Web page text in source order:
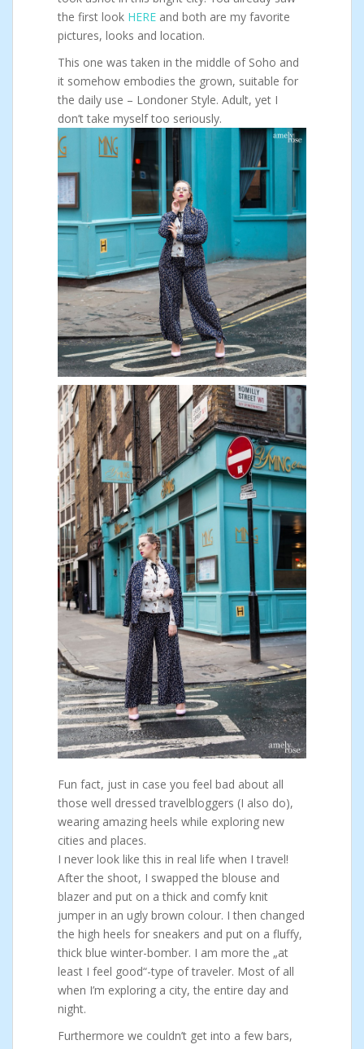
the first look HERE and both are my favorite
pictures, looks and location.
This one was taken in the middle of Soho and
it somehow embodies the grown, suitable for
the daily use – Londoner Style. Adult, yet I
don’t take myself too seriously.
Fun fact, just in case you feel bad about all
those well dressed travelbloggers (I also do),
wearing amazing heels while exploring new
cities and places.
I never look like this in real life when I travel!
After the shoot, I swapped the blouse and
blazer and put on a thick and comfy knit
jumper in an ugly brown colour. I then changed
the high heels for sneakers and put on a fluffy,
thick blue winter-bomber. I am more the „at
least I feel good“-type of traveler. Most of all
when I’m exploring a city, the entire day and
night.
Furthermore we couldn’t get into a few bars,